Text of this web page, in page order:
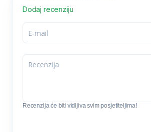
Dodaj recenziju
Recenzija će biti vidljiva svim posjetiteljima!